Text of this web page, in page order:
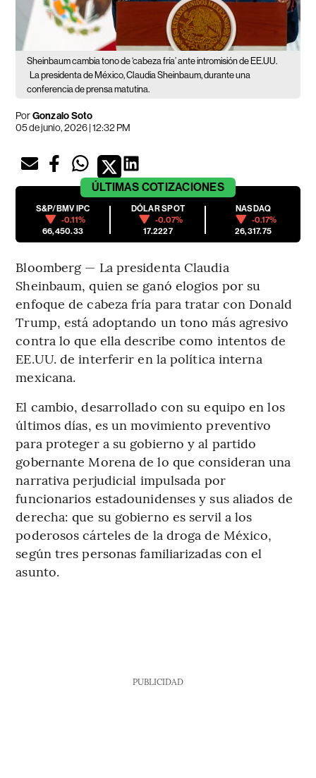
Sheinbaum cambia tono de ‘cabeza fría’ ante intromisión de EE.UU.
La presidenta de México, Claudia Sheinbaum, durante una
conferencia de prensa matutina.
PorGonzalo Soto
05 de junio, 2026 | 12:32 PM
ÚLTIMAS COTIZACIONES
S&P/BMV IPC
-0.11%
66,450.33
DÓLAR SPOT
-0.07%
17.2227
NASDAQ
-0.17%
26,317.75
Bloomberg — La presidenta Claudia
Sheinbaum, quien se ganó elogios por su
enfoque de cabeza fría para tratar con Donald
Trump, está adoptando un tono más agresivo
contra lo que ella describe como intentos de
EE.UU. de interferir en la política interna
mexicana.
El cambio, desarrollado con su equipo en los
últimos días, es un movimiento preventivo
para proteger a su gobierno y al partido
gobernante Morena de lo que consideran una
narrativa perjudicial impulsada por
funcionarios estadounidenses y sus aliados de
derecha: que su gobierno es servil a los
poderosos cárteles de la droga de México,
según tres personas familiarizadas con el
asunto.
PUBLICIDAD